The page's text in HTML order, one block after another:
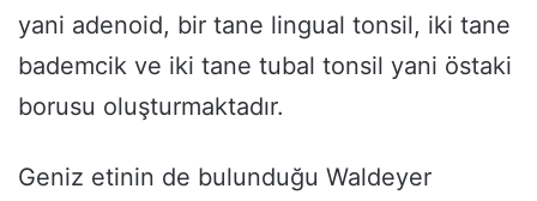
yani adenoid, bir tane lingual tonsil, iki tane
bademcik ve iki tane tubal tonsil yani östaki
borusu oluşturmaktadır.
Geniz etinin de bulunduğu Waldeyer